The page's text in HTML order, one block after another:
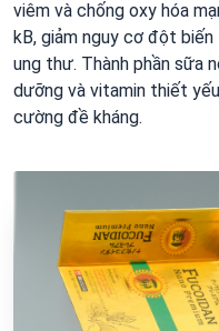
viêm và chống oxy hóa
kB, giảm nguy cơ đột
ung thư. Thành phần sữa
dưỡng và vitamin thiết
cường đề kháng.